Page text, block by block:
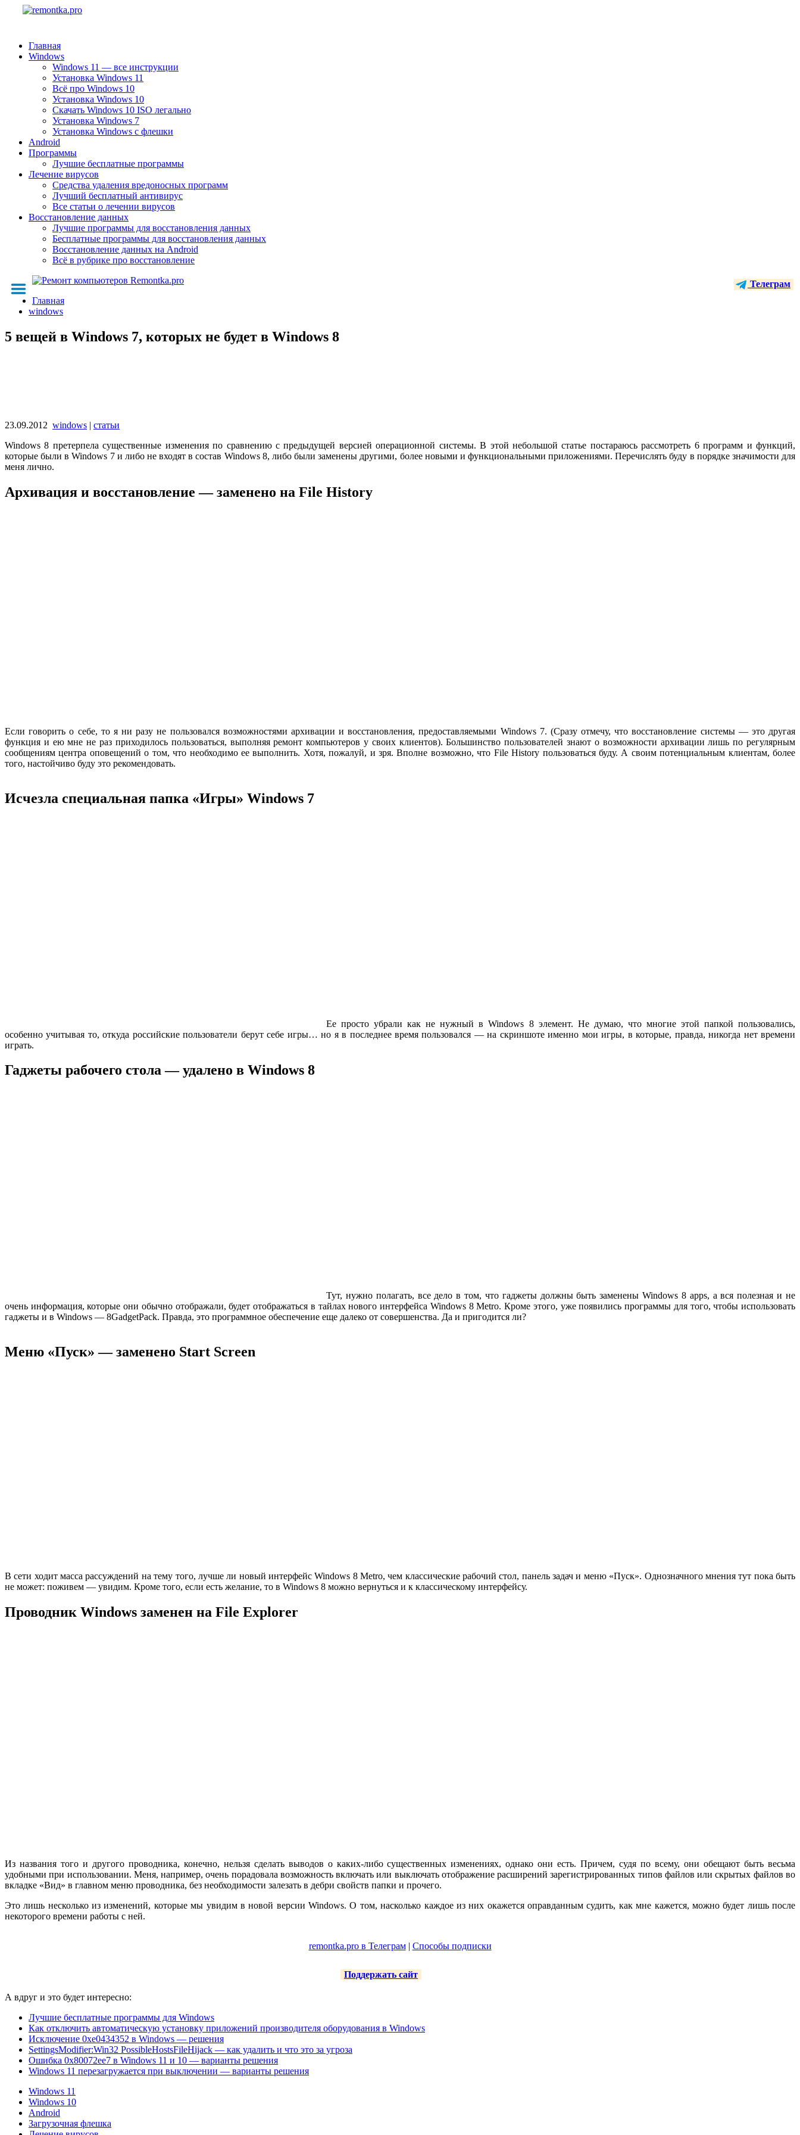
Главная
Windows
Windows 11 — все инструкции
Установка Windows 11
Всё про Windows 10
Установка Windows 10
Скачать Windows 10 ISO легально
Установка Windows 7
Установка Windows с флешки
Android
Программы
Лучшие бесплатные программы
Лечение вирусов
Средства удаления вредоносных программ
Лучший бесплатный антивирус
Все статьи о лечении вирусов
Восстановление данных
Лучшие программы для восстановления данных
Бесплатные программы для восстановления данных
Восстановление данных на Android
Всё в рубрике про восстановление
Телеграм
Главная
windows
5 вещей в Windows 7, которых не будет в Windows 8
23.09.2012 windows | статьи
Windows 8 претерпела существенные изменения по сравнению с предыдущей версией операционной системы. В этой небольшой статье постараюсь рассмотреть 6 программ и функций,
которые были в Windows 7 и либо не входят в состав Windows 8, либо были заменены другими, более новыми и функциональными приложениями. Перечислять буду в порядке значимости для
меня лично.
Архивация и восстановление — заменено на File History
Если говорить о себе, то я ни разу не пользовался возможностями архивации и восстановления, предоставляемыми Windows 7. (Сразу отмечу, что восстановление системы — это другая
функция и ею мне не раз приходилось пользоваться, выполняя ремонт компьютеров у своих клиентов). Большинство пользователей знают о возможности архивации лишь по регулярным
сообщениям центра оповещений о том, что необходимо ее выполнить. Хотя, пожалуй, и зря. Вполне возможно, что File History пользоваться буду. А своим потенциальным клиентам, более
того, настойчиво буду это рекомендовать.
Исчезла специальная папка «Игры» Windows 7
Ее просто убрали как не нужный в Windows 8 элемент. Не думаю, что многие этой папкой пользовались,
особенно учитывая то, откуда российские пользователи берут себе игры… но я в последнее время пользовался — на скриншоте именно мои игры, в которые, правда, никогда нет времени
играть.
Гаджеты рабочего стола — удалено в Windows 8
Тут, нужно полагать, все дело в том, что гаджеты должны быть заменены Windows 8 apps, а вся полезная и не
очень информация, которые они обычно отображали, будет отображаться в тайлах нового интерфейса Windows 8 Metro. Кроме этого, уже появились программы для того, чтобы использовать
гаджеты и в Windows — 8GadgetPack. Правда, это программное обеспечение еще далеко от совершенства. Да и пригодится ли?
Меню «Пуск» — заменено Start Screen
В сети ходит масса рассуждений на тему того, лучше ли новый интерфейс Windows 8 Metro, чем классические рабочий стол, панель задач и меню «Пуск». Однозначного мнения тут пока быть
не может: поживем — увидим. Кроме того, если есть желание, то в Windows 8 можно вернуться и к классическому интерфейсу.
Проводник Windows заменен на File Explorer
Из названия того и другого проводника, конечно, нельзя сделать выводов о каких-либо существенных изменениях, однако они есть. Причем, судя по всему, они обещают быть весьма
удобными при использовании. Меня, например, очень порадовала возможность включать или выключать отображение расширений зарегистрированных типов файлов или скрытых файлов во
вкладке «Вид» в главном меню проводника, без необходимости залезать в дебри свойств папки и прочего.
Это лишь несколько из изменений, которые мы увидим в новой версии Windows. О том, насколько каждое из них окажется оправданным судить, как мне кажется, можно будет лишь после
некоторого времени работы с ней.
remontka.pro в Телеграм| Способы подписки
Поддержать сайт
А вдруг и это будет интересно:
Лучшие бесплатные программы для Windows
Как отключить автоматическую установку приложений производителя оборудования в Windows
Исключение 0xe0434352 в Windows — решения
SettingsModifier:Win32 PossibleHostsFileHijack — как удалить и что это за угроза
Ошибка 0x80072ee7 в Windows 11 и 10 — варианты решения
Windows 11 перезагружается при выключении — варианты решения
Windows 11
Windows 10
Android
Загрузочная флешка